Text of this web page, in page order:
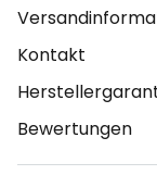
Kontakt
Bewertungen